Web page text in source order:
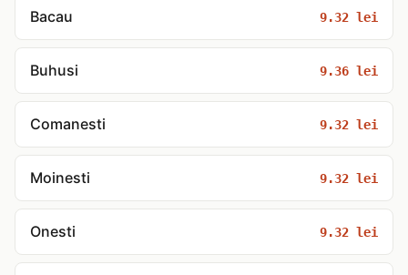
Bacau 9.32 lei
Buhusi 9.36 lei
Comanesti 9.32 lei
Moinesti 9.32 lei
Onesti 9.32 lei